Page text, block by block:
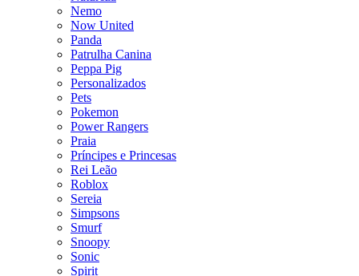
Nemo
Now United
Panda
Patrulha Canina
Peppa Pig
Personalizados
Pets
Pokemon
Power Rangers
Praia
Príncipes e Princesas
Rei Leão
Roblox
Sereia
Simpsons
Smurf
Snoopy
Sonic
Spirit